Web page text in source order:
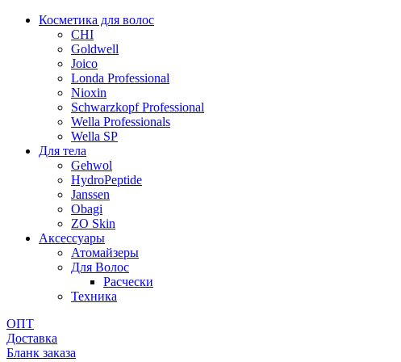
Косметика для волос
CHI
Goldwell
Joico
Londa Professional
Nioxin
Schwarzkopf Professional
Wella Professionals
Wella SP
Для тела
Gehwol
HydroPeptide
Janssen
Obagi
ZO Skin
Aксессуары
Атомайзеры
Для Волос
Расчески
Техника
ОПТ
Доставка
Бланк заказа